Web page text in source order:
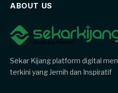
ABOUT US
Sekar Kijang platform digital
terkini yang Jernih dan Inspiratif